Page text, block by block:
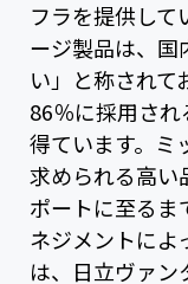
フラを提供して
ージ製品は、
い」と称され
86％に採用さ
得ています。ミ
求められる高い
ポートに至るま
ネジメントによ
は、日立ヴァ